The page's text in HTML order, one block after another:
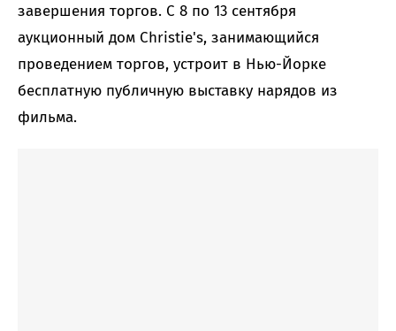
завершения торгов. С 8 по 13 сентября
аукционный дом Christie's, занимающийся
проведением торгов, устроит в Нью-Йорке
бесплатную публичную выставку нарядов из
фильма.